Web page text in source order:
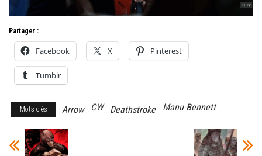
Partager :
Facebook X Pinterest
Tumblr
Mots-clés Arrow CW Deathstroke Manu Bennett